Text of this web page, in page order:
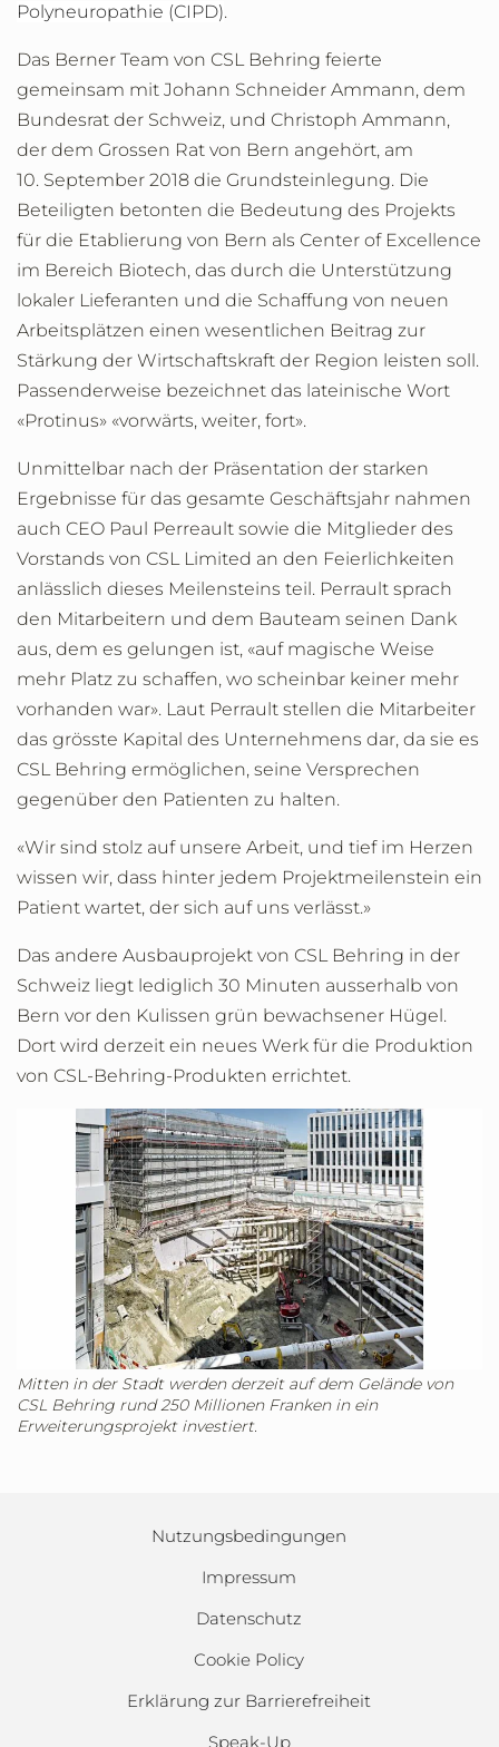
Polyneuropathie (CIPD).
Das Berner Team von CSL Behring feierte
gemeinsam mit Johann Schneider Ammann, dem
Bundesrat der Schweiz, und Christoph Ammann,
der dem Grossen Rat von Bern angehört, am
10. September 2018 die Grundsteinlegung. Die
Beteiligten betonten die Bedeutung des Projekts
für die Etablierung von Bern als Center of Excellence
im Bereich Biotech, das durch die Unterstützung
lokaler Lieferanten und die Schaffung von neuen
Arbeitsplätzen einen wesentlichen Beitrag zur
Stärkung der Wirtschaftskraft der Region leisten soll.
Passenderweise bezeichnet das lateinische Wort
«Protinus» «vorwärts, weiter, fort».
Unmittelbar nach der Präsentation der starken
Ergebnisse für das gesamte Geschäftsjahr nahmen
auch CEO Paul Perreault sowie die Mitglieder des
Vorstands von CSL Limited an den Feierlichkeiten
anlässlich dieses Meilensteins teil. Perrault sprach
den Mitarbeitern und dem Bauteam seinen Dank
aus, dem es gelungen ist, «auf magische Weise
mehr Platz zu schaffen, wo scheinbar keiner mehr
vorhanden war». Laut Perrault stellen die Mitarbeiter
das grösste Kapital des Unternehmens dar, da sie es
CSL Behring ermöglichen, seine Versprechen
gegenüber den Patienten zu halten.
«Wir sind stolz auf unsere Arbeit, und tief im Herzen
wissen wir, dass hinter jedem Projektmeilenstein ein
Patient wartet, der sich auf uns verlässt.»
Das andere Ausbauprojekt von CSL Behring in der
Schweiz liegt lediglich 30 Minuten ausserhalb von
Bern vor den Kulissen grün bewachsener Hügel.
Dort wird derzeit ein neues Werk für die Produktion
von CSL-Behring-Produkten errichtet.
Mitten in der Stadt werden derzeit auf dem Gelände von
CSL Behring rund 250 Millionen Franken in ein
Erweiterungsprojekt investiert.
Nutzungsbedingungen
Impressum
Datenschutz
Cookie Policy
Erklärung zur Barrierefreiheit
Speak-Up